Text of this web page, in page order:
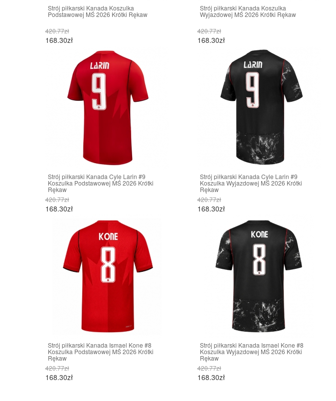
Strój piłkarski Kanada Koszulka
Podstawowej MŚ 2026 Krótki Rękaw
420.77zł
168.30zł
Strój piłkarski Kanada Koszulka
Wyjazdowej MŚ 2026 Krótki Rękaw
420.77zł
168.30zł
Strój piłkarski Kanada Cyle Larin #9
Koszulka Podstawowej MŚ 2026 Krótki
Rękaw
420.77zł
168.30zł
Strój piłkarski Kanada Cyle Larin #9
Koszulka Wyjazdowej MŚ 2026 Krótki
Rękaw
420.77zł
168.30zł
Strój piłkarski Kanada Ismael Kone #8
Koszulka Podstawowej MŚ 2026 Krótki
Rękaw
420.77zł
168.30zł
Strój piłkarski Kanada Ismael Kone #8
Koszulka Wyjazdowej MŚ 2026 Krótki
Rękaw
420.77zł
168.30zł